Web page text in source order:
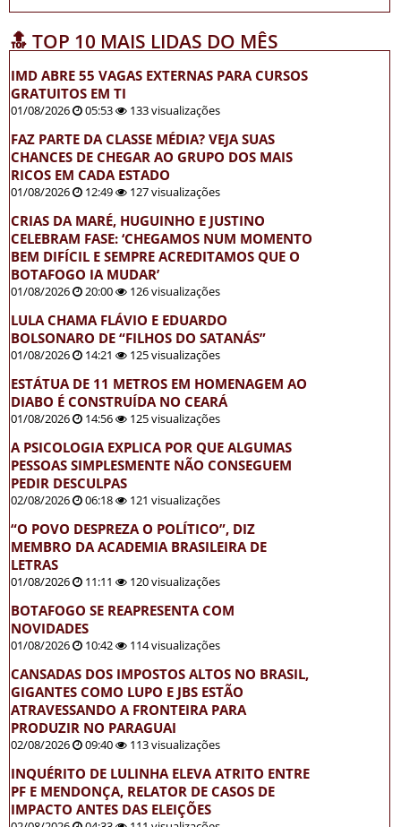
🔝 TOP 10 MAIS LIDAS DO MÊS
IMD ABRE 55 VAGAS EXTERNAS PARA CURSOS
GRATUITOS EM TI
01/08/2026 05:53 133 visualizações
FAZ PARTE DA CLASSE MÉDIA? VEJA SUAS
CHANCES DE CHEGAR AO GRUPO DOS MAIS
RICOS EM CADA ESTADO
01/08/2026 12:49 127 visualizações
CRIAS DA MARÉ, HUGUINHO E JUSTINO
CELEBRAM FASE: ‘CHEGAMOS NUM MOMENTO
BEM DIFÍCIL E SEMPRE ACREDITAMOS QUE O
BOTAFOGO IA MUDAR’
01/08/2026 20:00 126 visualizações
LULA CHAMA FLÁVIO E EDUARDO
BOLSONARO DE “FILHOS DO SATANÁS”
01/08/2026 14:21 125 visualizações
ESTÁTUA DE 11 METROS EM HOMENAGEM AO
DIABO É CONSTRUÍDA NO CEARÁ
01/08/2026 14:56 125 visualizações
A PSICOLOGIA EXPLICA POR QUE ALGUMAS
PESSOAS SIMPLESMENTE NÃO CONSEGUEM
PEDIR DESCULPAS
02/08/2026 06:18 121 visualizações
“O POVO DESPREZA O POLÍTICO”, DIZ
MEMBRO DA ACADEMIA BRASILEIRA DE
LETRAS
01/08/2026 11:11 120 visualizações
BOTAFOGO SE REAPRESENTA COM
NOVIDADES
01/08/2026 10:42 114 visualizações
CANSADAS DOS IMPOSTOS ALTOS NO BRASIL,
GIGANTES COMO LUPO E JBS ESTÃO
ATRAVESSANDO A FRONTEIRA PARA
PRODUZIR NO PARAGUAI
02/08/2026 09:40 113 visualizações
INQUÉRITO DE LULINHA ELEVA ATRITO ENTRE
PF E MENDONÇA, RELATOR DE CASOS DE
IMPACTO ANTES DAS ELEIÇÕES